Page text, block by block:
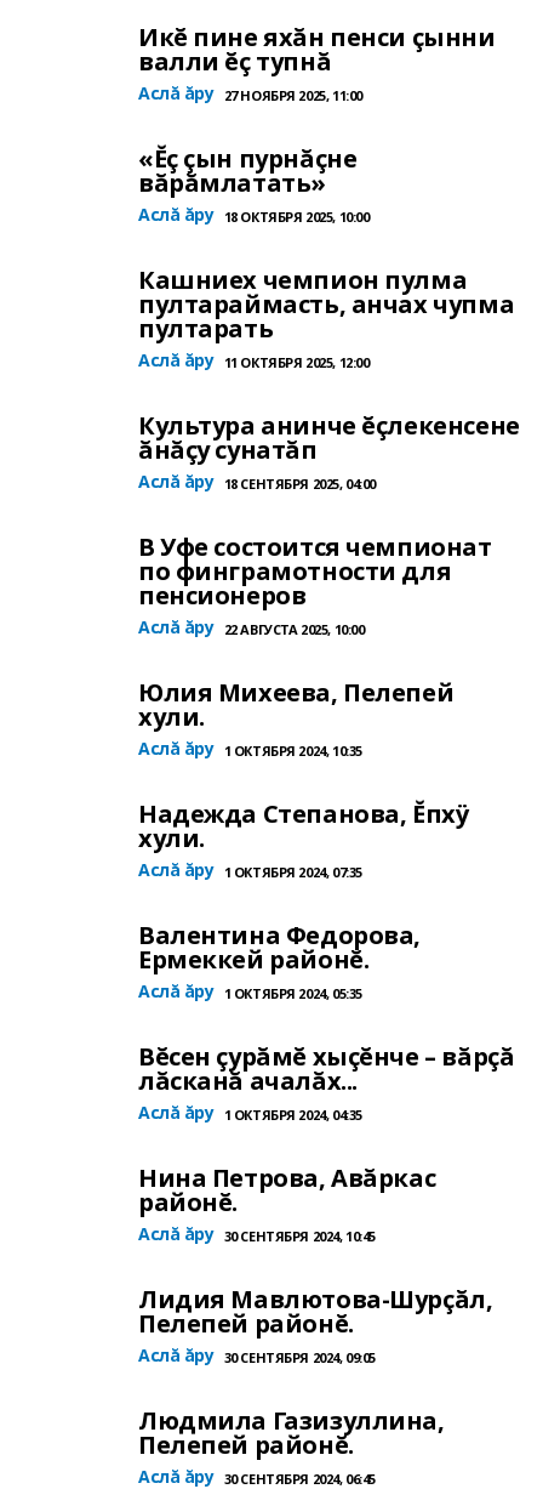
Икĕ пине яхăн пенси çынни
валли ĕç тупнă
Аслă ăру 27 НОЯБРЯ 2025, 11:00
«Ĕç çын пурнăçне
вăрăмлатать»
Аслă ăру 18 ОКТЯБРЯ 2025, 10:00
Кашниех чемпион пулма
пултараймасть, анчах чупма
пултарать
Аслă ăру 11 ОКТЯБРЯ 2025, 12:00
Культура анинче ĕçлекенсене
ăнăçу сунатăп
Аслă ăру 18 СЕНТЯБРЯ 2025, 04:00
В Уфе состоится чемпионат
по финграмотности для
пенсионеров
Аслă ăру 22 АВГУСТА 2025, 10:00
Юлия Михеева, Пелепей
хули.
Аслă ăру 1 ОКТЯБРЯ 2024, 10:35
Надежда Степанова, Ĕпхÿ
хули.
Аслă ăру 1 ОКТЯБРЯ 2024, 07:35
Валентина Федорова,
Ермеккей районĕ.
Аслă ăру 1 ОКТЯБРЯ 2024, 05:35
Вĕсен çурăмĕ хыçĕнче – вăрçă
лăсканă ачалăх...
Аслă ăру 1 ОКТЯБРЯ 2024, 04:35
Нина Петрова, Авăркас
районĕ.
Аслă ăру 30 СЕНТЯБРЯ 2024, 10:45
Лидия Мавлютова-Шурçăл,
Пелепей районĕ.
Аслă ăру 30 СЕНТЯБРЯ 2024, 09:05
Людмила Газизуллина,
Пелепей районĕ.
Аслă ăру 30 СЕНТЯБРЯ 2024, 06:45